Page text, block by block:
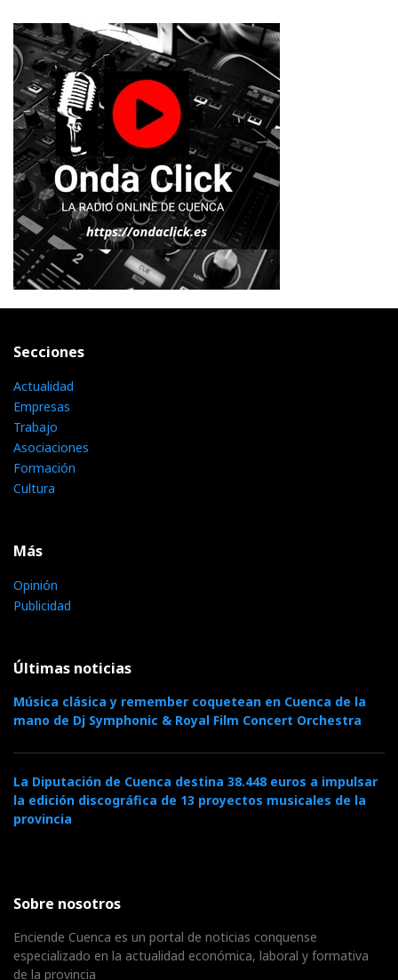
Secciones
Actualidad
Empresas
Trabajo
Asociaciones
Formación
Cultura
Más
Opinión
Publicidad
Últimas noticias
Música clásica y remember coquetean en Cuenca de la
mano de Dj Symphonic & Royal Film Concert Orchestra
La Diputación de Cuenca destina 38.448 euros a impulsar
la edición discográfica de 13 proyectos musicales de la
provincia
Sobre nosotros
Enciende Cuenca es un portal de noticias conquense
especializado en la actualidad económica, laboral y formativa
de la provincia